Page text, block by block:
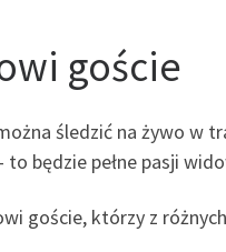
goście
śledzić na żywo w
będzie pełne pasji
goście, którzy z